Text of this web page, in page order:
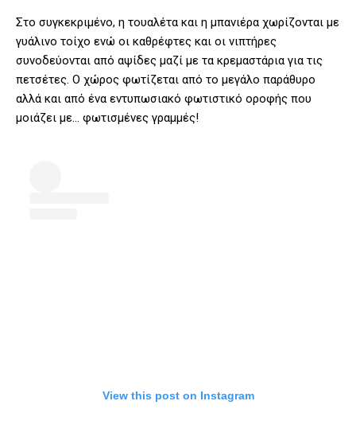
Στο συγκεκριμένο, η τουαλέτα και η μπανιέρα χωρίζονται με
γυάλινο τοίχο ενώ οι καθρέφτες και οι νιπτήρες
συνοδεύονται από αψίδες μαζί με τα κρεμαστάρια για τις
πετσέτες. Ο χώρος φωτίζεται από το μεγάλο παράθυρο
αλλά και από ένα εντυπωσιακό φωτιστικό οροφής που
μοιάζει με… φωτισμένες γραμμές!
View this post on Instagram